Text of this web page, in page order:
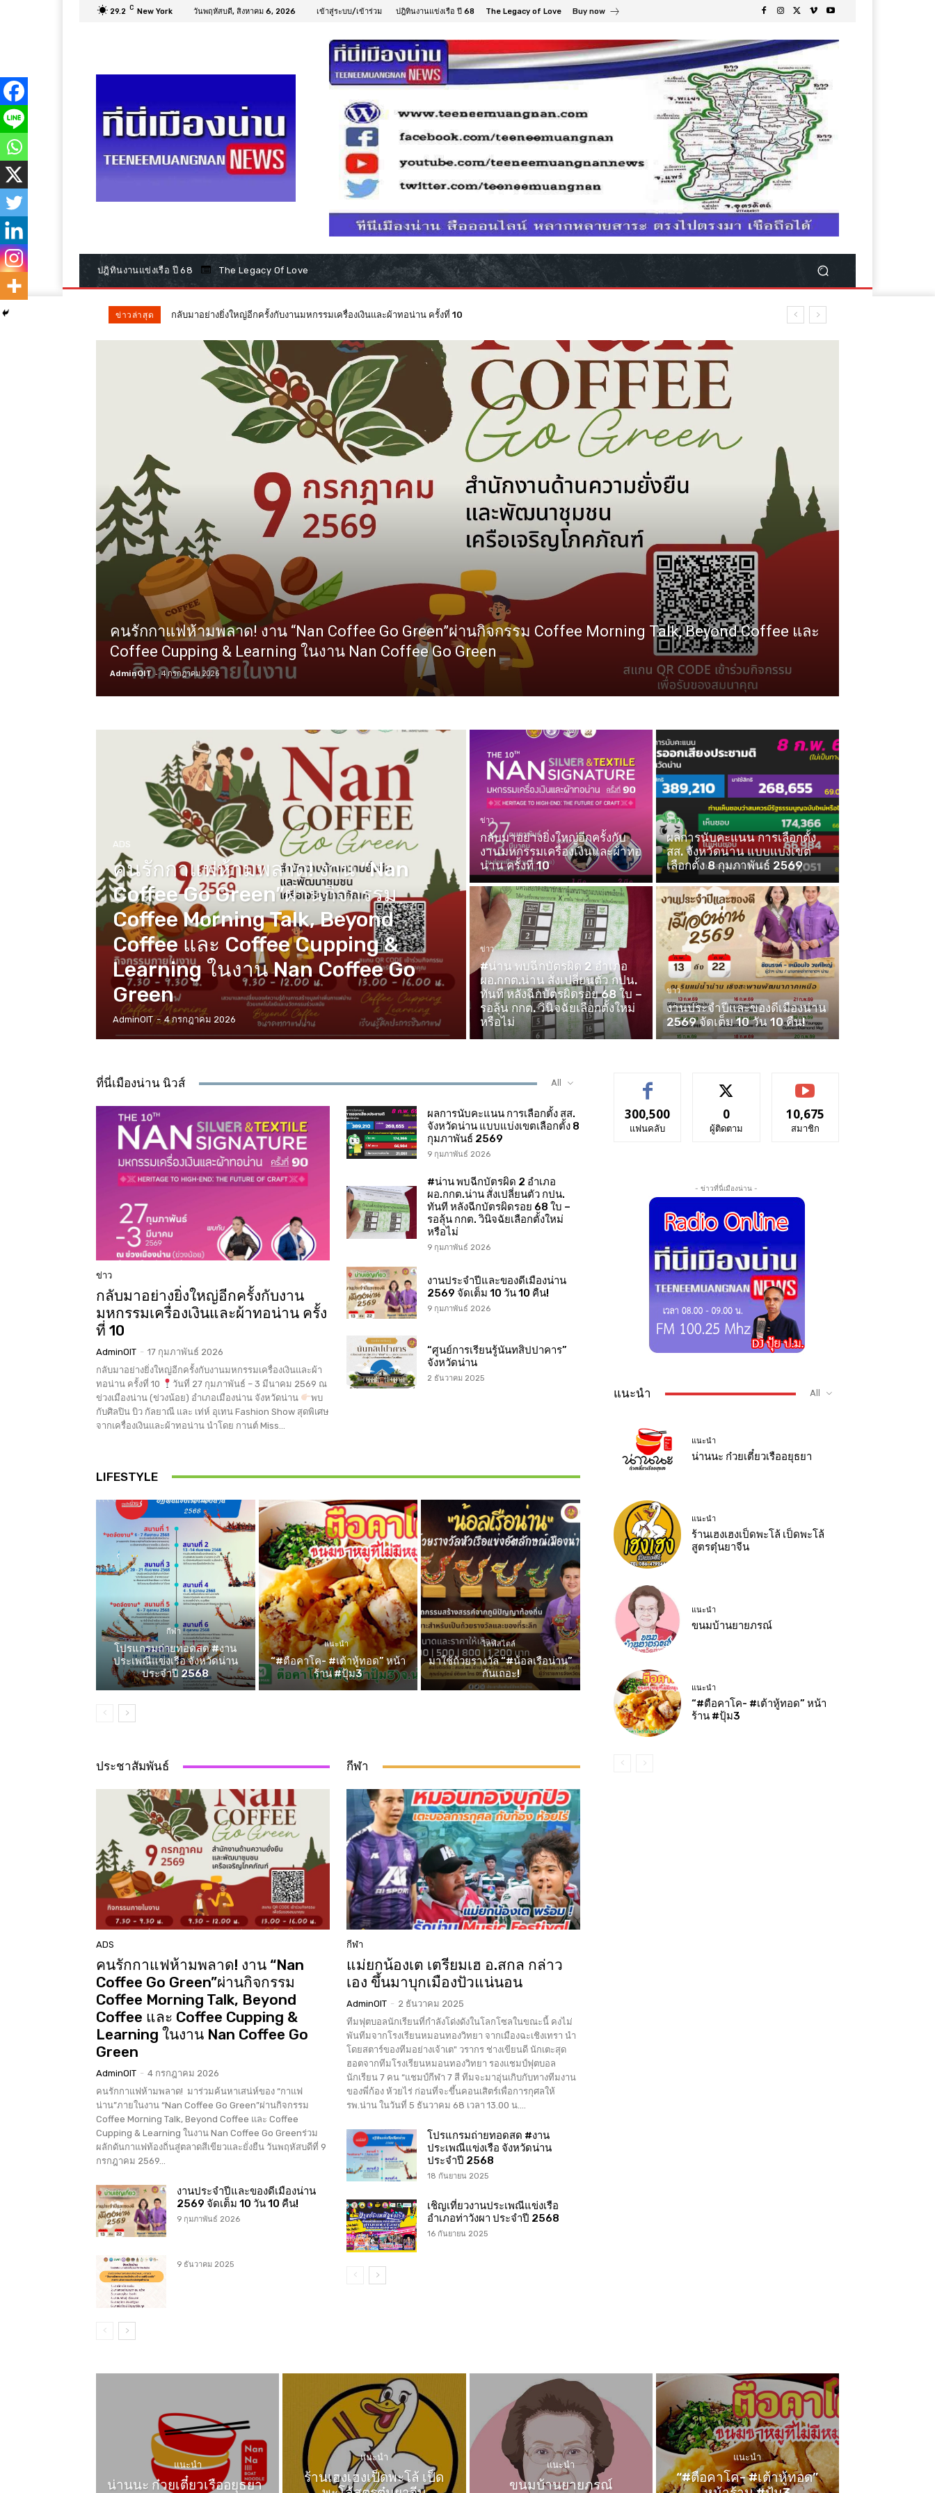
29.2 C New York วันพฤหัสบดี, สิงหาคม 6, 2026 เข้าสู่ระบบ/เข้าร่วม ปฎิทินงานแข่งเรือ ปี 68 The Legacy of Love Buy now
ปฎิทินงานแข่งเรือ ปี 68 The Legacy Of Love
ข่าวล่าสุด ผลการนับคะแนน การเลือกตั้ง สส. จังหวัดน่าน แบบแบ่งเขตเลือกตั้ง 8 กุมภาพันธ์ 2569
คนรักกาแฟห้ามพลาด! งาน “Nan Coffee Go Green”ผ่านกิจกรรม Coffee Morning Talk, Beyond Coffee และ
Coffee Cupping & Learning ในงาน Nan Coffee Go Green
AdminOIT - 4 กรกฎาคม 2026
ADS
คนรักกาแฟห้ามพลาด! งาน “Nan
Coffee Go Green”ผ่านกิจกรรม
Coffee Morning Talk, Beyond
Coffee และ Coffee Cupping &
Learning ในงาน Nan Coffee Go
Green
AdminOIT - 4 กรกฎาคม 2026
ข่าว
กลับมาอย่างยิ่งใหญ่อีกครั้งกับ
งานมหกรรมเครื่องเงินและผ้าทอ
น่าน ครั้งที่ 10
ข่าว
ผลการนับคะแนน การเลือกตั้ง
สส. จังหวัดน่าน แบบแบ่งเขต
เลือกตั้ง 8 กุมภาพันธ์ 2569
ข่าว
#น่าน พบฉีกบัตรผิด 2 อำเภอ
ผอ.กกต.น่าน สั่งเปลี่ยนตัว กปน.
ทันที หลังฉีกบัตรผิดรอย 68 ใบ –
รอลุ้น กกต. วินิจฉัยเลือกตั้งใหม่
หรือไม่
ข่าว
งานประจำปีและของดีเมืองน่าน
2569 จัดเต็ม 10 วัน 10 คืน!
ที่นี่เมืองน่าน นิวส์ All
ข่าว
กลับมาอย่างยิ่งใหญ่อีกครั้งกับงาน
มหกรรมเครื่องเงินและผ้าทอน่าน ครั้ง
ที่ 10
AdminOIT - 17 กุมภาพันธ์ 2026
กลับมาอย่างยิ่งใหญ่อีกครั้งกับงานมหกรรมเครื่องเงินและผ้า
ทอน่าน ครั้งที่ 10
วันที่ 27 กุมภาพันธ์ – 3 มีนาคม 2569 ณ
ข่วงเมืองน่าน (ข่วงน้อย) อำเภอเมืองน่าน จังหวัดน่าน
พบ
กับศิลปิน บิว กัลยาณี และ เท่ห์ อุเทน Fashion Show สุดพิเศษ
จากเครื่องเงินและผ้าทอน่าน นำโดย กานต์ Miss...
ผลการนับคะแนน การเลือกตั้ง สส.
จังหวัดน่าน แบบแบ่งเขตเลือกตั้ง 8
กุมภาพันธ์ 2569
9 กุมภาพันธ์ 2026
#น่าน พบฉีกบัตรผิด 2 อำเภอ
ผอ.กกต.น่าน สั่งเปลี่ยนตัว กปน.
ทันที หลังฉีกบัตรผิดรอย 68 ใบ –
รอลุ้น กกต. วินิจฉัยเลือกตั้งใหม่
หรือไม่
9 กุมภาพันธ์ 2026
งานประจำปีและของดีเมืองน่าน
2569 จัดเต็ม 10 วัน 10 คืน!
9 กุมภาพันธ์ 2026
“ศูนย์การเรียนรู้นันทสิปปาคาร”
จังหวัดน่าน
2 ธันวาคม 2025
LIFESTYLE
กีฬา
โปรแกรมถ่ายทอดสด #งาน
ประเพณีแข่งเรือ จังหวัดน่าน
ประจำปี 2568
แนะนำ
“#ตือคาโค- #เต้าหู้ทอด” หน้า
ร้าน #ปุ้ม3
ไลฟ์สไตล์
มาใช้ถ้วยรางวัล “#น้อลเรือน่าน”
กันเถอะ!
ประชาสัมพันธ์
ADS
คนรักกาแฟห้ามพลาด! งาน “Nan
Coffee Go Green”ผ่านกิจกรรม
Coffee Morning Talk, Beyond
Coffee และ Coffee Cupping &
Learning ในงาน Nan Coffee Go
Green
AdminOIT - 4 กรกฎาคม 2026
คนรักกาแฟห้ามพลาด! มาร่วมค้นหาเสน่ห์ของ “กาแฟ
น่าน”ภายในงาน “Nan Coffee Go Green”ผ่านกิจกรรม
Coffee Morning Talk, Beyond Coffee และ Coffee
Cupping & Learning ในงาน Nan Coffee Go Greenร่วม
ผลักดันกาแฟท้องถิ่นสู่ตลาดสีเขียวและยั่งยืน วันพฤหัสบดีที่ 9
กรกฎาคม 2569...
งานประจำปีและของดีเมืองน่าน
2569 จัดเต็ม 10 วัน 10 คืน!
9 กุมภาพันธ์ 2026
9 ธันวาคม 2025
กีฬา
กีฬา
แม่ยกน้องเต เตรียมเฮ อ.สกล กล่าว
เอง ขึ้นมาบุกเมืองปัวแน่นอน
AdminOIT - 2 ธันวาคม 2025
ทีมฟุตบอลนักเรียนที่กำลังโด่งดังในโลกโซลในขณะนี้ คงไม่
พันทีมจากโรงเรียนหมอนทองวิทยา จากเมืองฉะเชิงเทรา นำ
โดยสตาร์ของทีมอย่างเจ้าเต" วรากร ช่างเขียนดี นักเตะสุด
ฮอตจากทีมโรงเรียนหมอนทองวิทยา รองแชมป์ฟุตบอล
นักเรียน 7 คน “แชมป์กีฬา 7 สี ทีมจะมาอุ่นเกิบกับทางทีมงาน
ของพี่ก้อง ห้วยไร่ ก่อนที่จะขึ้นคอนเสิตร์เพื่อการกุศลให้
รพ.น่าน ในวันที่ 5 ธันวาคม 68 เวลา 13.00 น....
โปรแกรมถ่ายทอดสด #งาน
ประเพณีแข่งเรือ จังหวัดน่าน
ประจำปี 2568
18 กันยายน 2025
เชิญเที่ยวงานประเพณีแข่งเรือ
อำเภอท่าวังผา ประจำปี 2568
16 กันยายน 2025
300,500
แฟนคลับ
0
ผู้ติดตาม
10,675
สมาชิก
- ข่าวที่นี่เมืองน่าน -
แนะนำ All
แนะนำ
น่านนะ ก๋วยเตี๋ยวเรืออยุธยา
แนะนำ
ร้านเฮงเฮงเป็ดพะโล้ เป็ดพะโล้
สูตรตุ๋นยาจีน
แนะนำ
ขนมบ้านยายภรณ์
แนะนำ
“#ตือคาโค- #เต้าหู้ทอด” หน้า
ร้าน #ปุ้ม3
แนะนำ
น่านนะ ก๋วยเตี๋ยวเรืออยุธยา
แนะนำ
ร้านเฮงเฮงเป็ดพะโล้ เป็ด
แนะนำ
ขนมบ้านยายภรณ์
แนะนำ
“#ตือคาโค- #เต้าหู้ทอด”